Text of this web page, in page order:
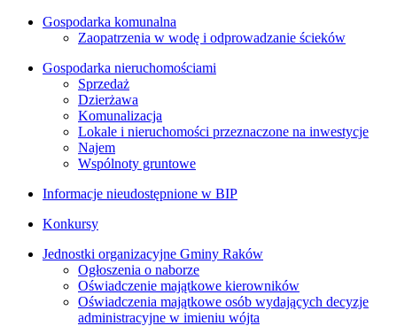
Gospodarka komunalna
Zaopatrzenia w wodę i odprowadzanie ścieków
Gospodarka nieruchomościami
Sprzedaż
Dzierżawa
Komunalizacja
Lokale i nieruchomości przeznaczone na inwestycje
Najem
Wspólnoty gruntowe
Informacje nieudostępnione w BIP
Konkursy
Jednostki organizacyjne Gminy Raków
Ogłoszenia o naborze
Oświadczenie majątkowe kierowników
Oświadczenia majątkowe osób wydających decyzje
administracyjne w imieniu wójta